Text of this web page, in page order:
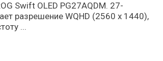
Swift OLED PG27AQDM. 27-
разрешение WQHD (2560 x 1440),
...